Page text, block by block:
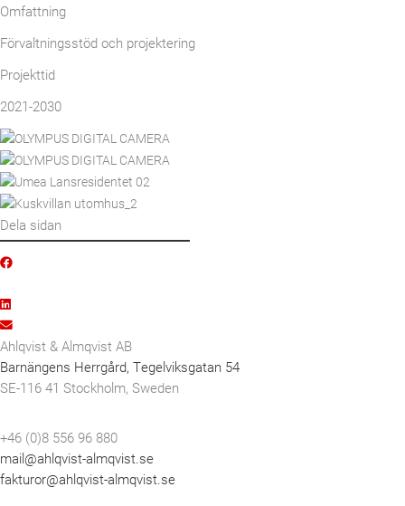
Omfattning
Förvaltningsstöd och projektering
Projekttid
2021-2030
Dela sidan
Ahlqvist & Almqvist AB
Barnängens Herrgård, Tegelviksgatan 54
SE-116 41 Stockholm, Sweden
+46 (0)8 556 96 880
mail@ahlqvist-almqvist.se
fakturor@ahlqvist-almqvist.se